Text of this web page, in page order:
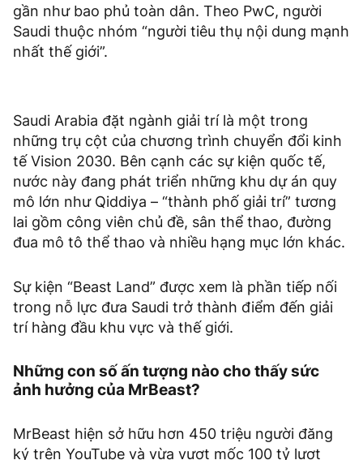
gần như bao phủ toàn dân. Theo PwC, người
Saudi thuộc nhóm “người tiêu thụ nội dung mạnh
nhất thế giới”.
Saudi Arabia đặt ngành giải trí là một trong
những trụ cột của chương trình chuyển đổi kinh
tế Vision 2030. Bên cạnh các sự kiện quốc tế,
nước này đang phát triển những khu dự án quy
mô lớn như Qiddiya – “thành phố giải trí” tương
lai gồm công viên chủ đề, sân thể thao, đường
đua mô tô thể thao và nhiều hạng mục lớn khác.
Sự kiện “Beast Land” được xem là phần tiếp nối
trong nỗ lực đưa Saudi trở thành điểm đến giải
trí hàng đầu khu vực và thế giới.
Những con số ấn tượng nào cho thấy sức
ảnh hưởng của MrBeast?
MrBeast hiện sở hữu hơn 450 triệu người đăng
ký trên YouTube và vừa vượt mốc 100 tỷ lượt